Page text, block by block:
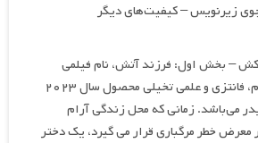
زیرنویس – کیفیت‌های دیگر
– بخش اول: فرزند آتش، نام فیلمی
اکشن، ماجراجویی، درام، فانتزی و علمی تخیلی محصول سال ۲۰۲۳
می‌باشد. زمانی که محل زندگی آرام
معرض خطر مرگباری قرار می گیرد، یک دختر